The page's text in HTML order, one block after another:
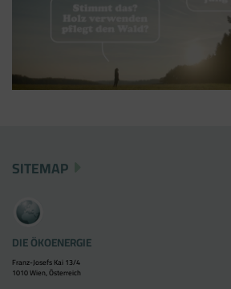
SITEMAP
DIE ÖKOENERGIE
Franz-Josefs Kai 13/4
1010 Wien, Österreich